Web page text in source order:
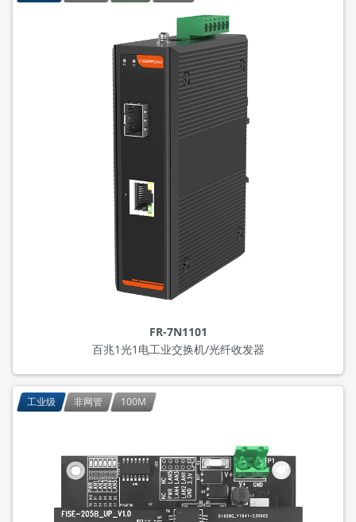
FR-7N1101
百兆1光1电工业交换机/光纤收发器
工业级 非网管 100M